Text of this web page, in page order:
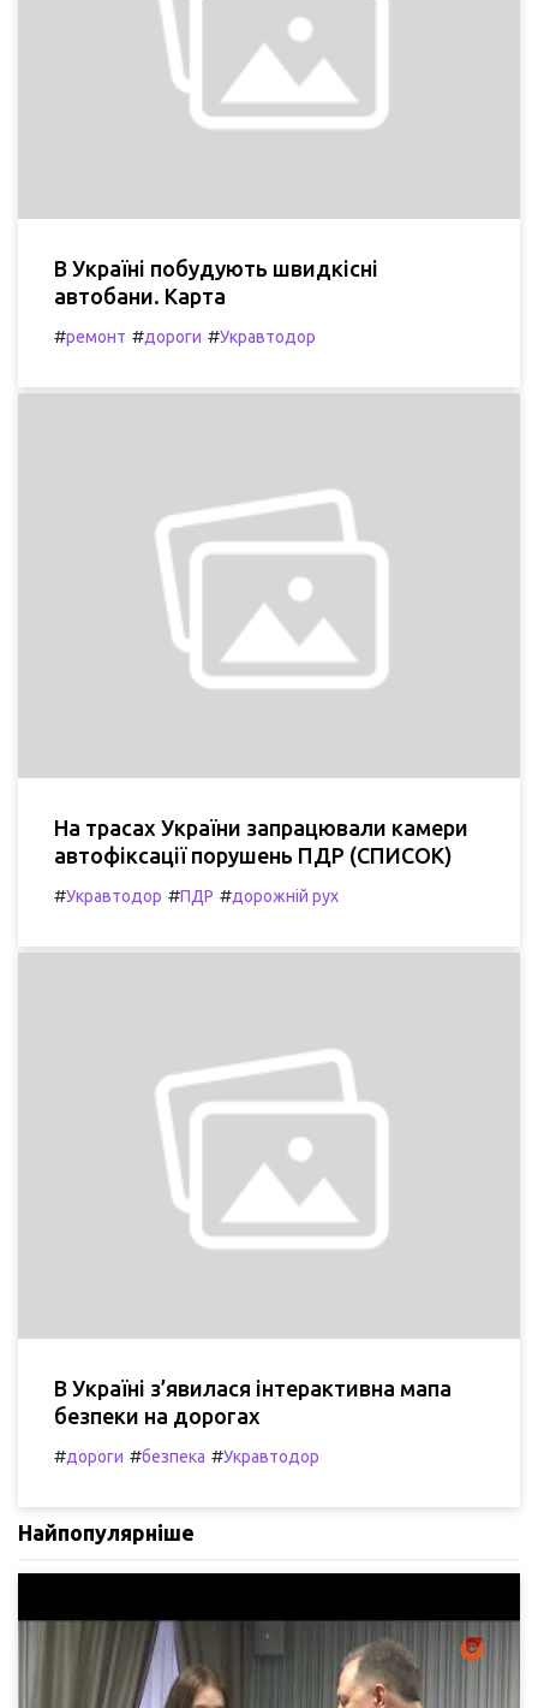
В Україні побудують швидкісні
автобани. Карта
#ремонт #дороги #Укравтодор
На трасах України запрацювали камери
автофіксації порушень ПДР (СПИСОК)
#Укравтодор #ПДР #дорожній рух
В Україні з’явилася інтерактивна мапа
безпеки на дорогах
#дороги #безпека #Укравтодор
Найпопулярніше